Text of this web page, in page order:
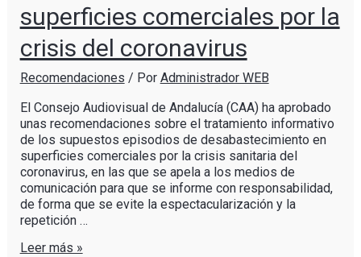
superficies comerciales por la
crisis del coronavirus
Recomendaciones / Por Administrador WEB
El Consejo Audiovisual de Andalucía (CAA) ha aprobado
unas recomendaciones sobre el tratamiento informativo
de los supuestos episodios de desabastecimiento en
superficies comerciales por la crisis sanitaria del
coronavirus, en las que se apela a los medios de
comunicación para que se informe con responsabilidad,
de forma que se evite la espectacularización y la
repetición …
Leer más »